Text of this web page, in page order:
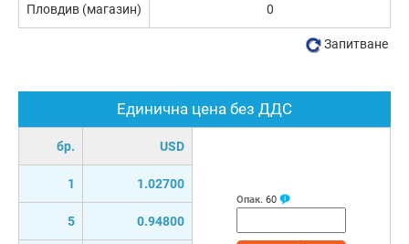
Единична цена без ДДС
бр. USD
1 1.02700
5 0.94800
Опак. 60
Пловдив (магазин) 0
Запитване